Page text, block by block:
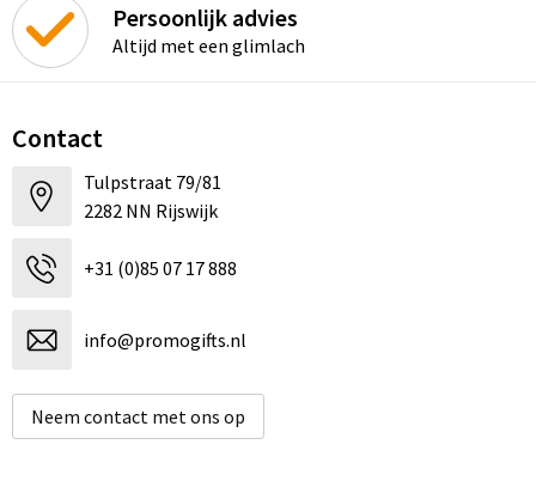
Persoonlijk advies
Altijd met een glimlach
Contact
Tulpstraat 79/81
2282 NN Rijswijk
+31 (0)85 07 17 888
info@promogifts.nl
Neem contact met ons op